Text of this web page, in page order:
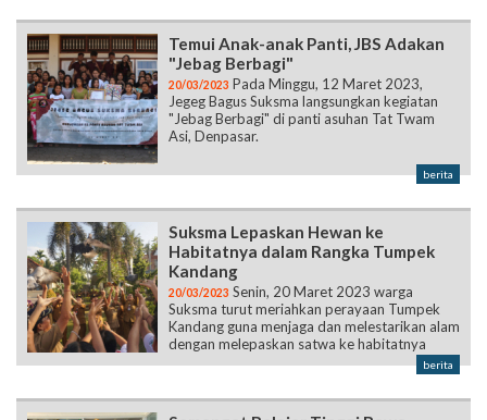
Temui Anak-anak Panti, JBS Adakan
"Jebag Berbagi"
20/03/2023 Pada Minggu, 12 Maret 2023,
Jegeg Bagus Suksma langsungkan kegiatan
"Jebag Berbagi" di panti asuhan Tat Twam
Asi, Denpasar.
berita
Suksma Lepaskan Hewan ke
Habitatnya dalam Rangka Tumpek
Kandang
20/03/2023 Senin, 20 Maret 2023 warga
Suksma turut meriahkan perayaan Tumpek
Kandang guna menjaga dan melestarikan alam
dengan melepaskan satwa ke habitatnya
berita